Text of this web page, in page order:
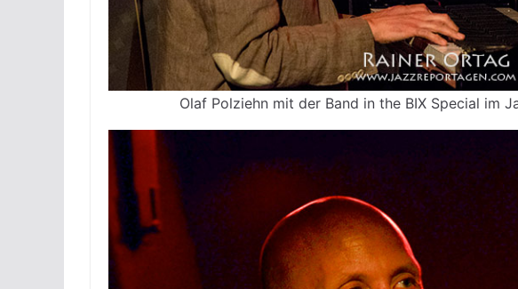
Olaf Polziehn mit der Band in the BIX Special im